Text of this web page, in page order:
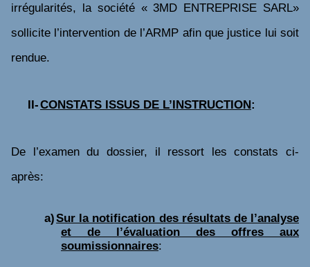
irrégularités, la société « 3MD ENTREPRISE SARL»
sollicite l’intervention de l’ARMP afin que justice lui soit
rendue.
II-CONSTATS ISSUS DE L’INSTRUCTION:
De l’examen du dossier, il ressort les constats ci-
après:
a)Sur la notification des résultats de l’analyse
et de l’évaluation des offres aux
soumissionnaires: